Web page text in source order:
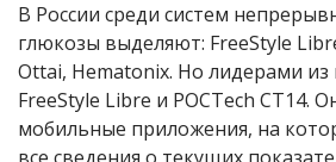
В России среди систем
глюкозы выделяют: FreeStyle
Ottai, Hematonix. Но лидерами из
FreeStyle Libre и POCTech СТ14.
мобильные приложения, на